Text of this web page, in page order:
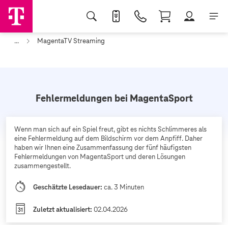
... MagentaTV Streaming
Fehlermeldungen bei MagentaSport
Wenn man sich auf ein Spiel freut, gibt es nichts Schlimmeres als
eine Fehlermeldung auf dem Bildschirm vor dem Anpfiff. Daher
haben wir Ihnen eine Zusammenfassung der fünf häufigsten
Fehlermeldungen von MagentaSport und deren Lösungen
zusammengestellt.
Geschätzte Lesedauer: ca. 3 Minuten
Zuletzt aktualisiert: 02.04.2026